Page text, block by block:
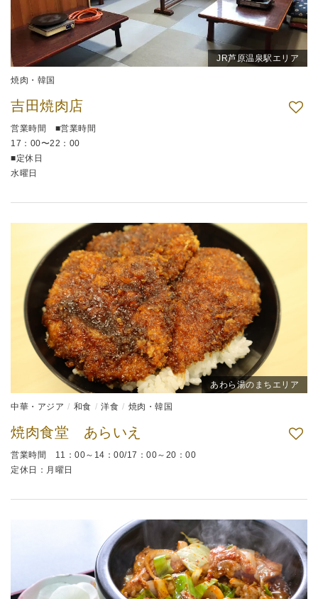
JR芦原温泉駅エリア
焼肉・韓国
吉田焼肉店
営業時間 ■営業時間
17：00〜22：00
■定休日
水曜日
あわら湯のまちエリア
中華・アジア 和食 洋食 焼肉・韓国
焼肉食堂 あらいえ
営業時間 11：00～14：00/17：00～20：00
定休日：月曜日